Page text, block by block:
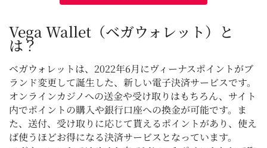
Vega Wallet（ベガウォレット）と
は？
ベガウォレットは、2022年6月にヴィーナスポイントがブ
ランド変更して誕生した、新しい電子決済サービスです。
オンラインカジノへの送金や受け取りはもちろん、サイト
内でポイントの購入や銀行口座への換金が可能です。ま
た、送付、受け取りに応じて貰えるポイントがあり、使え
ば使うほどお得になる決済サービスとなっています。